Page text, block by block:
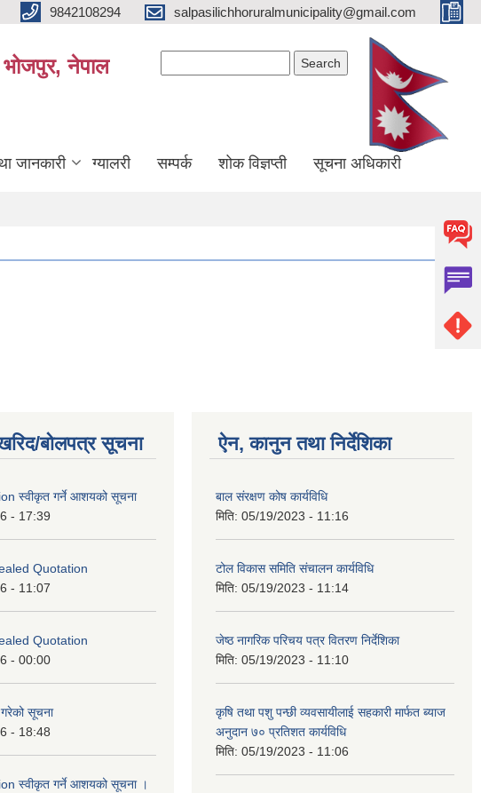
9842108294 salpasilichhoruralmunicipality@gmail.com
भोजपुर, नेपाल
जानकारी ग्यालरी सम्पर्क शोक विज्ञप्ती सूचना अधिकारी
बोलपत्र सूचना
स्वीकृत गर्ने आशयको सूचना
- 17:39
Quotation
- 11:07
Quotation
- 00:00
गरेको सूचना
- 18:48
स्वीकृत गर्ने आशयको सूचना ।
ऐन, कानुन तथा निर्देशिका
बाल संरक्षण कोष कार्यविधि
मिति: 05/19/2023 - 11:16
टोल विकास समिति संचालन कार्यविधि
मिति: 05/19/2023 - 11:14
जेष्ठ नागरिक परिचय पत्र वितरण निर्देशिका
मिति: 05/19/2023 - 11:10
कृषि तथा पशु पन्छी व्यवसायीलाई सहकारी मार्फत ब्याज
अनुदान ७० प्रतिशत कार्यविधि
मिति: 05/19/2023 - 11:06